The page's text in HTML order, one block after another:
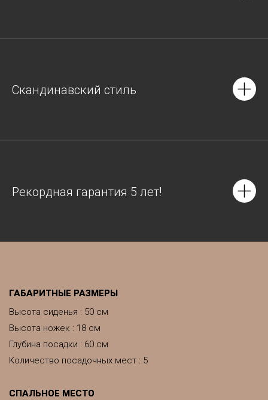
Скандинавский стиль
Рекордная гарантия 5 лет!
ГАБАРИТНЫЕ РАЗМЕРЫ
Высота сиденья : 50 см
Высота ножек : 18 см
Глубина посадки : 60 см
Количество посадочных мест : 5
СПАЛЬНОЕ МЕСТО